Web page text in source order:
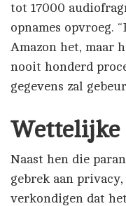
tot 17000
opnames opvroeg.
Amazon het, maar
nooit honderd
gegevens zal
Wettelijke
Naast hen die
gebrek aan
verkondigen dat